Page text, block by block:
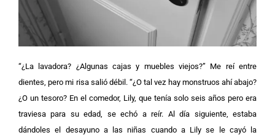
“¿La lavadora? ¿Algunas cajas y muebles viejos?” Me reí entre
dientes, pero mi risa salió débil. “¿O tal vez hay monstruos ahí abajo?
¿O un tesoro? En el comedor, Lily, que tenía solo seis años pero era
traviesa para su edad, se echó a reír. Al día siguiente, estaba
dándoles el desayuno a las niñas cuando a Lily se le cayó la